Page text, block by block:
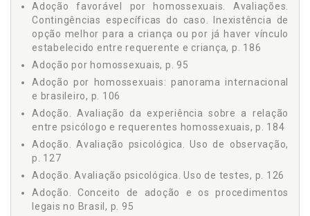
II A REALIDADE VIVENCIADA: O QUE NOS DIZEM OS
PSICÓLOGOS JUDICIÁRIOS ENTREVISTADOS, p. 116
Preliminares da pesquisa, p. 116
b) Procedimentos éticos, p. 119
c) Aplicação da entrevista, p. 119
d) Resultados, p. 120
1 Procedimentos utilizados pelos psicólogos na avaliação
psicológica no processo de adoção, p. 121
1.1 Uso de entrevistas, p. 122
1.2 Uso de testes, p. 126
1.3 Uso de observação, p. 127
2 Critérios utilizados pelos psicólogos na avaliação
psicológica no processo de adoção, p. 128
Adoção favorável por homossexuais. Avaliações.
Contingências específicas do caso. Inexistência de
opção melhor para a criança ou por já haver vínculo
estabelecido entre requerente e criança, p. 186
Adoção por homossexuais, p. 95
Adoção por homossexuais: panorama internacional
e brasileiro, p. 106
Adoção. Avaliação da experiência sobre a relação
entre psicólogo e requerentes homossexuais, p. 184
Adoção. Avaliação psicológica. Uso de observação,
p. 127
Adoção. Avaliação psicológica. Uso de testes, p. 126
Adoção. Conceito de adoção e os procedimentos
legais no Brasil, p. 95